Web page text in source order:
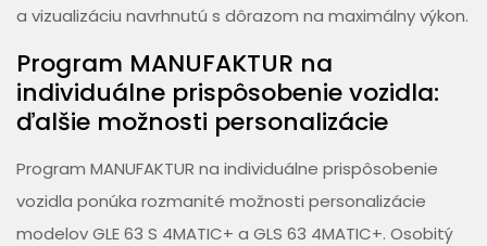
a vizualizáciu navrhnutú s dôrazom na maximálny výkon.
Program MANUFAKTUR na
individuálne prispôsobenie vozidla:
ďalšie možnosti personalizácie
Program MANUFAKTUR na individuálne prispôsobenie
vozidla ponúka rozmanité možnosti personalizácie
modelov GLE 63 S 4MATIC+ a GLS 63 4MATIC+. Osobitý